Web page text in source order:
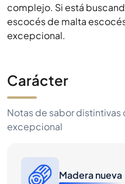
complejo. Si está
escocés de malta
excepcional.
Carácter
Notas de sabor
excepcional
Madera nueva